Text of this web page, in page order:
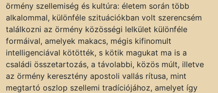
örmény szellemiség és kultúra: életem során több
alkalommal, különféle szituációkban volt szerencsém
találkozni az örmény közösségi lelkület különféle
formáival, amelyek makacs, mégis kifinomult
intelligenciával kötötték, s kötik magukat ma is a
családi összetartozás, a távolabbi, közös múlt, illetve
az örmény keresztény apostoli vallás rítusa, mint
megtartó oszlop szellemi tradíciójához, amelyet így